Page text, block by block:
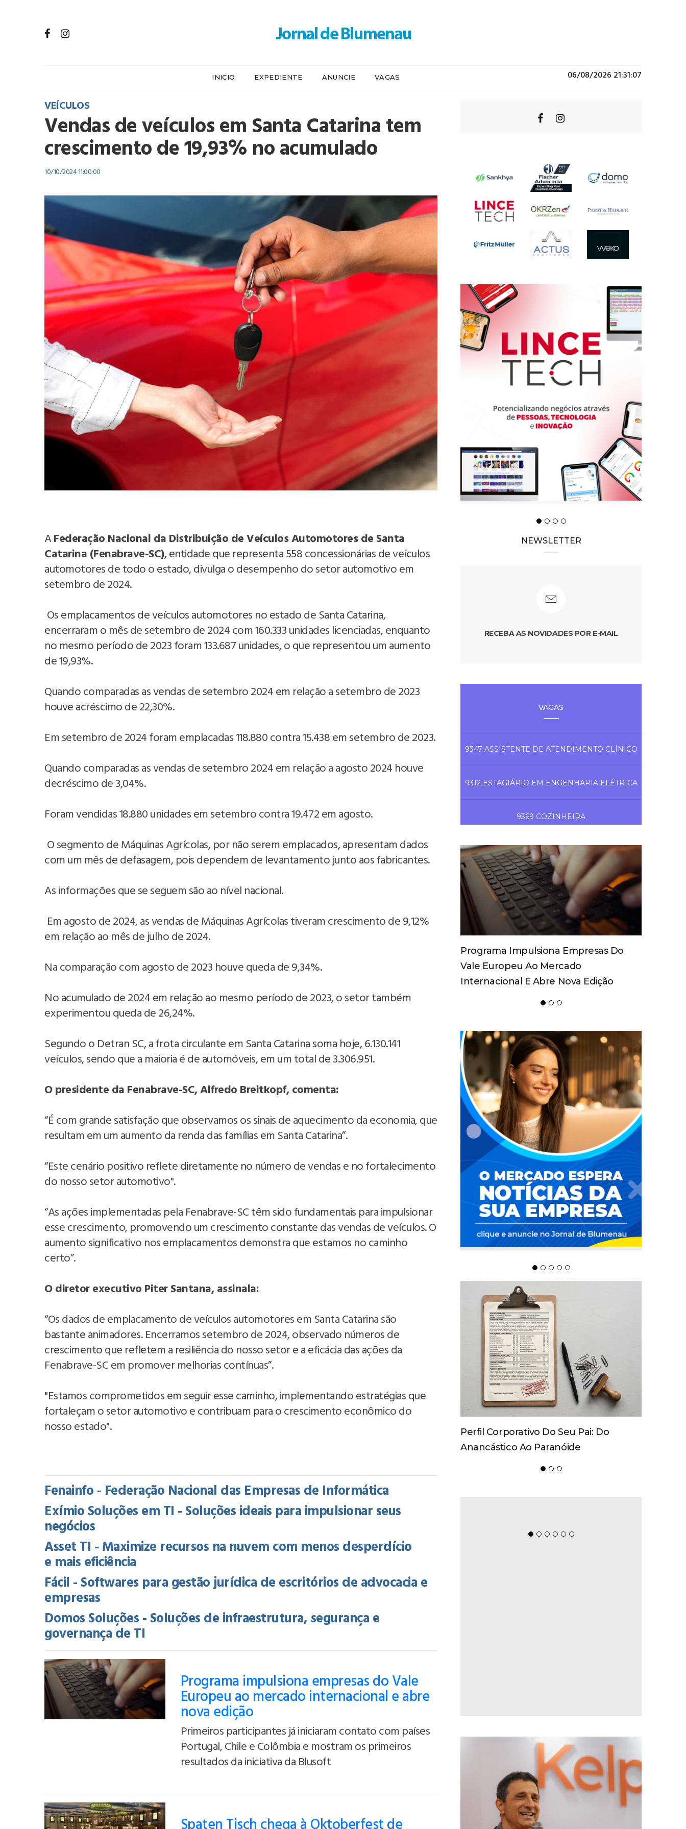
INICIO EXPEDIENTE ANUNCIE VAGAS 06/08/2026 21:31:07
VEÍCULOS
Vendas de veículos em Santa Catarina tem
crescimento de 19,93% no acumulado
10/10/2024 11:00:00
AFederação Nacional da Distribuição de Veículos Automotores de Santa
Catarina (Fenabrave-SC), entidade que representa 558 concessionárias de veículos
automotores de todo o estado, divulga o desempenho do setor automotivo em
setembro de 2024.
Os emplacamentos de veículos automotores no estado de Santa Catarina,
encerraram o mês de setembro de 2024 com 160.333 unidades licenciadas, enquanto
no mesmo período de 2023 foram 133.687 unidades, o que representou um aumento
de 19,93%.
Quando comparadas as vendas de setembro 2024 em relação a setembro de 2023
houve acréscimo de 22,30%.
Em setembro de 2024 foram emplacadas 118.880 contra 15.438 em setembro de 2023.
Quando comparadas as vendas de setembro 2024 em relação a agosto 2024 houve
decréscimo de 3,04%.
Foram vendidas 18.880 unidades em setembro contra 19.472 em agosto.
O segmento de Máquinas Agrícolas, por não serem emplacados, apresentam dados
com um mês de defasagem, pois dependem de levantamento junto aos fabricantes.
As informações que se seguem são ao nível nacional.
Em agosto de 2024, as vendas de Máquinas Agrícolas tiveram crescimento de 9,12%
em relação ao mês de julho de 2024.
Na comparação com agosto de 2023 houve queda de 9,34%.
No acumulado de 2024 em relação ao mesmo período de 2023, o setor também
experimentou queda de 26,24%.
Segundo o Detran SC, a frota circulante em Santa Catarina soma hoje, 6.130.141
veículos, sendo que a maioria é de automóveis, em um total de 3.306.951.
O presidente da Fenabrave-SC, Alfredo Breitkopf, comenta:
“É com grande satisfação que observamos os sinais de aquecimento da economia, que
resultam em um aumento da renda das famílias em Santa Catarina”.
“Este cenário positivo reflete diretamente no número de vendas e no fortalecimento
do nosso setor automotivo".
“As ações implementadas pela Fenabrave-SC têm sido fundamentais para impulsionar
esse crescimento, promovendo um crescimento constante das vendas de veículos. O
aumento significativo nos emplacamentos demonstra que estamos no caminho
certo”.
O diretor executivo Piter Santana, assinala:
“Os dados de emplacamento de veículos automotores em Santa Catarina são
bastante animadores. Encerramos setembro de 2024, observado números de
crescimento que refletem a resiliência do nosso setor e a eficácia das ações da
Fenabrave-SC em promover melhorias contínuas”.
"Estamos comprometidos em seguir esse caminho, implementando estratégias que
fortaleçam o setor automotivo e contribuam para o crescimento econômico do
nosso estado".
Fenainfo - Federação Nacional das Empresas de Informática
Exímio Soluções em TI - Soluções ideais para impulsionar seus
negócios
Asset TI - Maximize recursos na nuvem com menos desperdício
e mais eficiência
Fácil - Softwares para gestão jurídica de escritórios de advocacia e
empresas
Domos Soluções - Soluções de infraestrutura, segurança e
governança de TI
Programa impulsiona empresas do Vale
Europeu ao mercado internacional e abre
nova edição
Primeiros participantes já iniciaram contato com países
Portugal, Chile e Colômbia e mostram os primeiros
resultados da iniciativa da Blusoft
Blumenau Para Celebrar O Ritual Da
Cerveja E Dos Encontros
Movecta Marca Presença Na
Logistique 2026 Com Soluções
Integradas E Participação Em Painel